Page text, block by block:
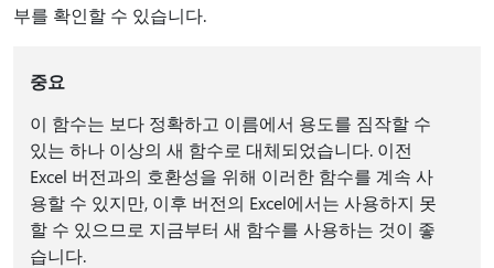
부를 확인할 수 있습니다.
중요
이 함수는 보다 정확하고 이름에서 용도를 짐작할 수
있는 하나 이상의 새 함수로 대체되었습니다. 이전
Excel 버전과의 호환성을 위해 이러한 함수를 계속 사
용할 수 있지만, 이후 버전의 Excel에서는 사용하지 못
할 수 있으므로 지금부터 새 함수를 사용하는 것이 좋
습니다.